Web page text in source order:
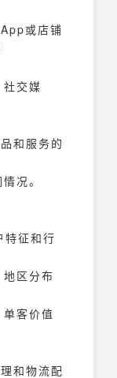
或店铺
交媒
和服务的
况。
特征和行
区分布
客价值
和物流配